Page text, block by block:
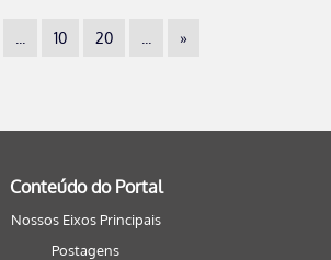
10 20 »
Conteúdo do Portal
Nossos Eixos Principais
Postagens